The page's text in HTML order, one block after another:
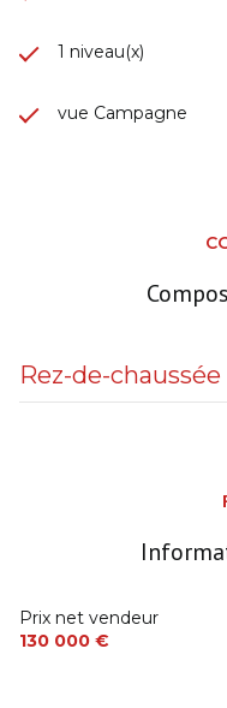
1 niveau(x)
vue Campagne
Rez-de-chaussée
Cuisine aménagée
Salon-séjour
SDB+WC
Prix net vendeur
130 000 €